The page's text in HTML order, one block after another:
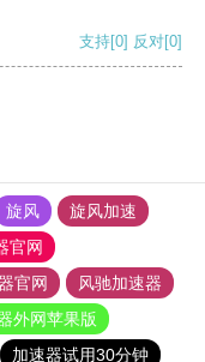
支持[0] 反对[0]
旋风
旋风加速
官网
官网
风驰加速器
外网苹果版
加速器试用30分钟